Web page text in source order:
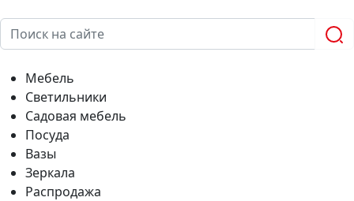
Мебель
Светильники
Садовая мебель
Посуда
Вазы
Зеркала
Распродажа